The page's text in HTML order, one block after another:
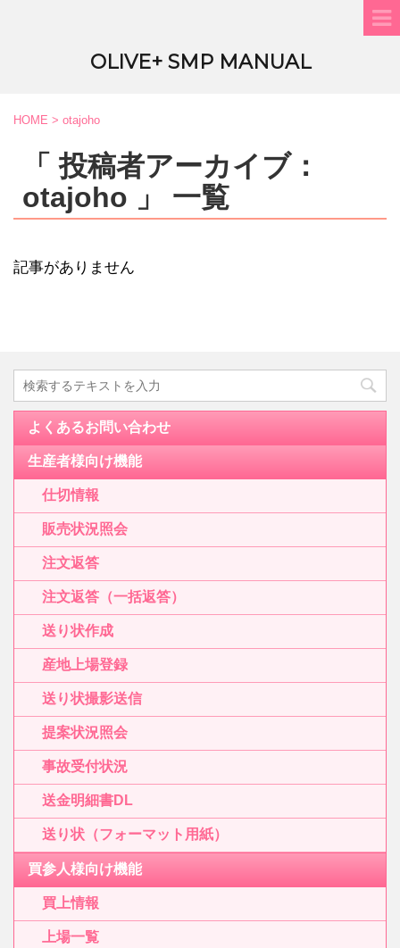
OLIVE+ SMP MANUAL
HOME > otajoho
「 投稿者アーカイブ：
otajoho 」 一覧
記事がありません
よくあるお問い合わせ
生産者様向け機能
仕切情報
販売状況照会
注文返答
注文返答（一括返答）
送り状作成
産地上場登録
送り状撮影送信
提案状況照会
事故受付状況
送金明細書DL
送り状（フォーマット用紙）
買参人様向け機能
買上情報
上場一覧